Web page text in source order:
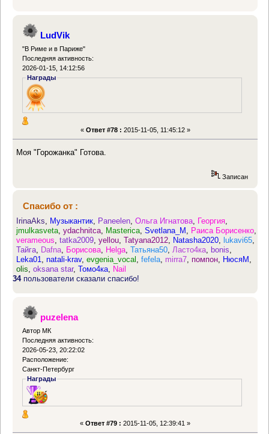
LudVik
"В Риме и в Париже"
Последняя активность:
2026-01-15, 14:12:56
Награды
« Ответ #78 : 2015-11-05, 11:45:12 »
Моя "Горожанка" Готова.
Записан
Спасибо от :
IrinaAks Музыкантик Paneelen ,Ольга Игнатова Георгия
jmulkasveta ,ydachnitca Masterica ,Svetlana_M Раиса Борисенко
verameous ,tatka2009 ,yellou ,Tatyana2012 Natasha2020 ,lukavi65
Тайга Dafna Борисова Helga ,Татьяна50 Ласто4ка ,bonis
Leka01
,natali-krav,evgenia_vocal ,fefela mirra7 помпон НюсяМ
olis ,oksana star,Томо4ка Nail
34пользователи сказали спасибо!
puzelena
Автор МК
Последняя активность:
2026-05-23, 20:22:02
Расположение:
Санкт-Петербург
Награды
« Ответ #79 : 2015-11-05, 12:39:41 »